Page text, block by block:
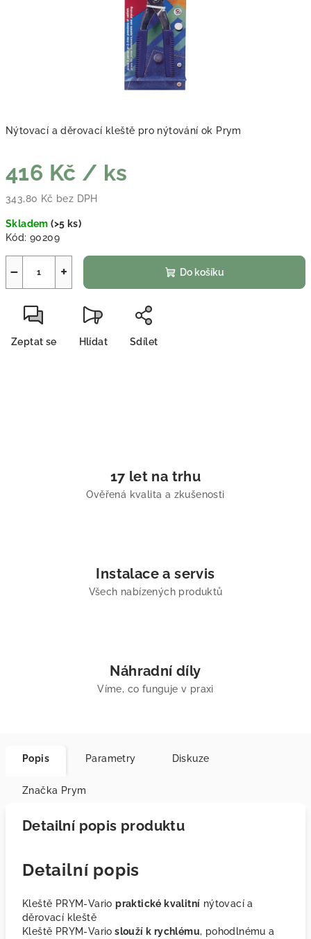
Nýtovací a děrovací kleště pro nýtování ok Prym
416 Kč / ks
343,80 Kč bez DPH
Skladem(>5 ks)
Kód: 90209
+
− Do košíku
Zeptat se Hlídat Sdílet
17 let na trhu
Ověřená kvalita a zkušenosti
Instalace a servis
Všech nabízených produktů
Náhradní díly
Víme, co funguje v praxi
Popis Parametry Diskuze
Značka Prym
Detailní popis produktu
Detailní popis
Kleště PRYM-Variopraktické kvalitní nýtovací a
děrovací kleště
Kleště PRYM-Vario slouží k rychlému, pohodlnému a